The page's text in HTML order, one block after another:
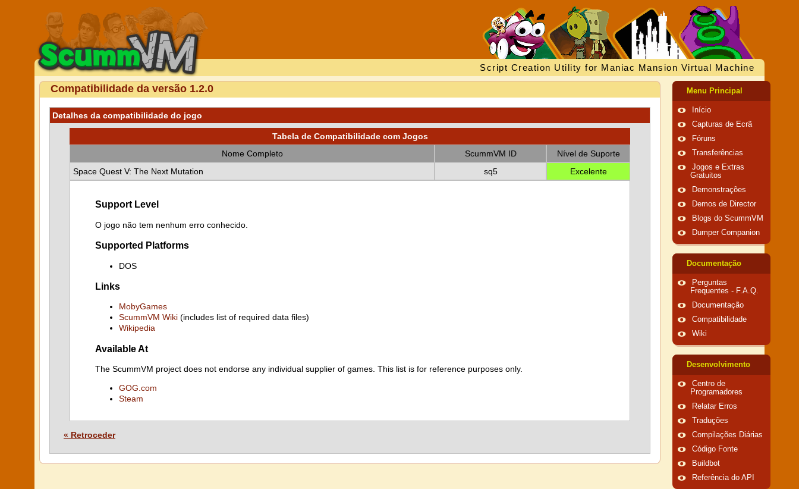
Script Creation Utility for Maniac Mansion Virtual Machine
Compatibilidade da versão 1.2.0
Detalhes da compatibilidade do jogo
Tabela de Compatibilidade com Jogos
Nome Completo
ScummVM ID
Nível de Suporte
Space Quest V: The Next Mutation
sq5 Excelente
Support Level
O jogo não tem nenhum erro conhecido.
Supported Platforms
DOS
Links
MobyGames
ScummVM Wiki (includes list of required data files)
Wikipedia
Available At
The ScummVM project does not endorse any individual supplier of games. This list is for reference purposes only.
GOG.com
Steam
« Retroceder
Menu Principal
Início
Capturas de Ecrã
Fóruns
Transferências
Jogos e Extras
Gratuitos
Demonstrações
Demos de Director
Blogs do ScummVM
Dumper Companion
Documentação
Perguntas
Frequentes - F.A.Q.
Documentação
Compatibilidade
Wiki
Desenvolvimento
Centro de
Programadores
Relatar Erros
Traduções
Compilações Diárias
Código Fonte
Buildbot
Referência do API